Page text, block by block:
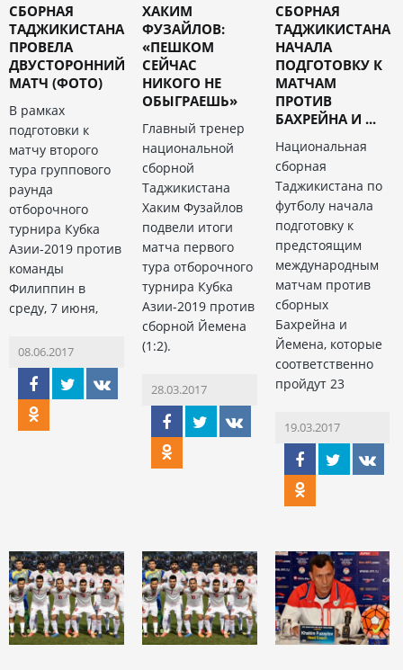
СБОРНАЯ
ТАДЖИКИСТАНА
ПРОВЕЛА
ДВУСТОРОННИЙ
МАТЧ (ФОТО)
В рамках
подготовки к
матчу второго
тура группового
раунда
отборочного
турнира Кубка
Азии-2019 против
команды
Филиппин в
среду, 7 июня,
08.06.2017
ХАКИМ
ФУЗАЙЛОВ:
«ПЕШКОМ
СЕЙЧАС
НИКОГО НЕ
ОБЫГРАЕШЬ»
Главный тренер
национальной
сборной
Таджикистана
Хаким Фузайлов
подвели итоги
матча первого
тура отборочного
турнира Кубка
Азии-2019 против
сборной Йемена
(1:2).
28.03.2017
СБОРНАЯ
ТАДЖИКИСТАНА
НАЧАЛА
ПОДГОТОВКУ К
МАТЧАМ
ПРОТИВ
БАХРЕЙНА И ...
Национальная
сборная
Таджикистана по
футболу начала
подготовку к
предстоящим
международным
матчам против
сборных
Бахрейна и
Йемена, которые
соответственно
пройдут 23
19.03.2017